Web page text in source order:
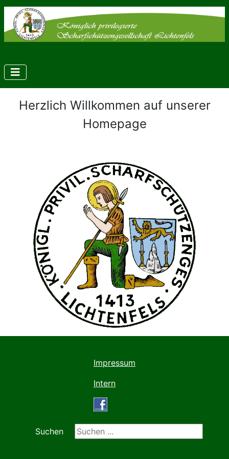
Herzlich Willkommen auf unserer
Homepage
Impressum
Intern
Suchen
Suchen ...